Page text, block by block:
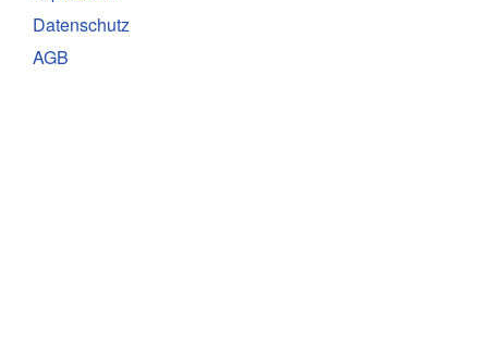
Datenschutz
AGB